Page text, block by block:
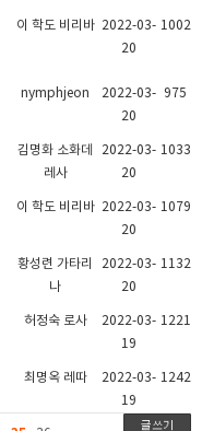
이 학도 비리바 2022-03-
20
1002
nymphjeon
2022-03-
20
975
김명화 소화데
레사
2022-03-
20
1033
이 학도 비리바 2022-03-
20
1079
황성련 가타리
나
2022-03-
20
1132
허정숙 로사
2022-03-
19
1221
최명옥 레따
2022-03-
19
1242